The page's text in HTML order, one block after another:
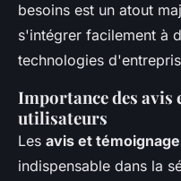
besoins est un atout
s'intégrer facilement à
technologies
Importance des avis
utilisateurs
Les avis et
indispensable dans la